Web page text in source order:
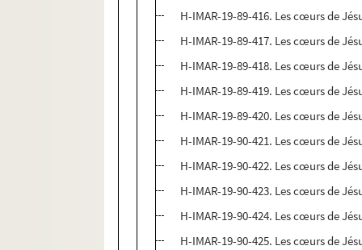
H-IMAR-19-89-416. Les cœurs de
H-IMAR-19-89-417. Les cœurs de
H-IMAR-19-89-418. Les cœurs de
H-IMAR-19-89-419. Les cœurs de
H-IMAR-19-89-420. Les cœurs de
H-IMAR-19-90-421. Les cœurs de
H-IMAR-19-90-422. Les cœurs de
H-IMAR-19-90-423. Les cœurs de
H-IMAR-19-90-424. Les cœurs de
H-IMAR-19-90-425. Les cœurs de